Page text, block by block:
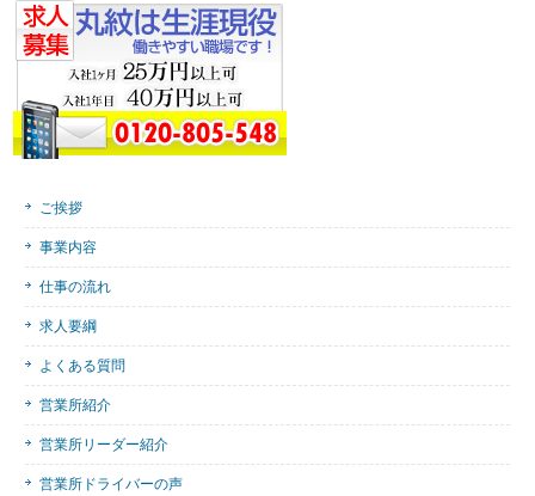
ご挨拶
事業内容
仕事の流れ
求人要綱
よくある質問
営業所紹介
営業所リーダー紹介
営業所ドライバーの声